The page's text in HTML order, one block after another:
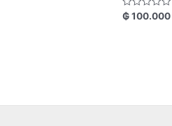
Valorado
con
₲100.000